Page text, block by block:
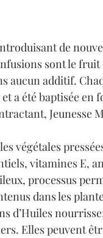
de
sont le
aucun additif.
a été baptisée en
Jeunesse
végétales
vitamines E,
processus
dans les
d’Huiles
Elles peuvent